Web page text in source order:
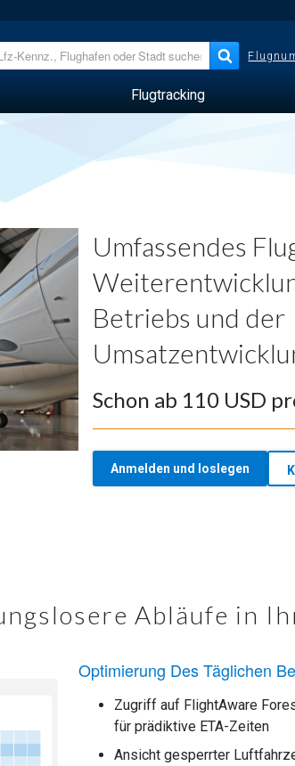
Flugtracking
Umfassendes
Betriebs und der
Schon ab 110 USD
Anmelden und loslegen
Abläufe in
Optimierung Des Täglichen
Zugriff auf FlightAware
für prädiktive ETA-Zeiten
Ansicht gesperrter